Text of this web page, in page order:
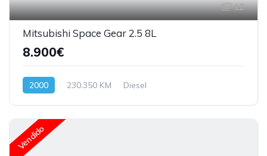
12
Mitsubishi Space Gear 2.5 8L
8.900€
2000 230.350 KM Diesel
Vendido